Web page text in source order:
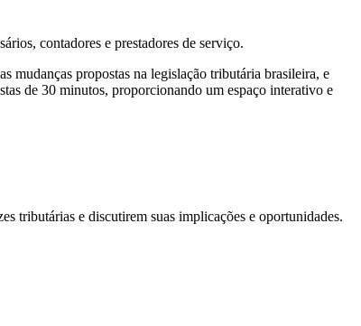
contadores e prestadores de serviço.
mudanças propostas na legislação tributária brasileira, e
de 30 minutos, proporcionando um espaço interativo e
tributárias e discutirem suas implicações e oportunidades.